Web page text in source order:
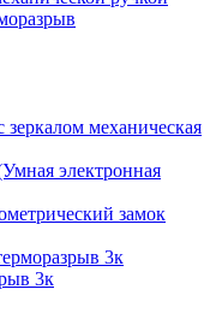
зеркалом механическая
электронная
замок
3к
3к